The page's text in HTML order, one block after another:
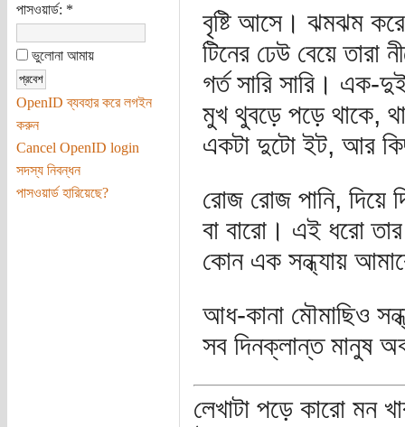
পাসওয়ার্ড: *
ভুলোনা আমায়
OpenID ব্যবহার করে লগইন
করুন
Cancel OpenID login
সদস্য নিবন্ধন
পাসওয়ার্ড হারিয়েছে?
বৃষ্টি আসে। ঝমঝম
টিনের ঢেউ বেয়ে তারা
গর্ত সারি সারি। এক-
মুখ থুবড়ে পড়ে থাকে,
একটা দুটো ইট, আর
রোজ রোজ পানি, দিয়ে
বা বারো। এই ধরো
কোন এক সন্ধ্যায়
আধ-কানা মৌমাছিও
সব দিনক্লান্ত মানুষ
লেখাটা পড়ে কারো মন